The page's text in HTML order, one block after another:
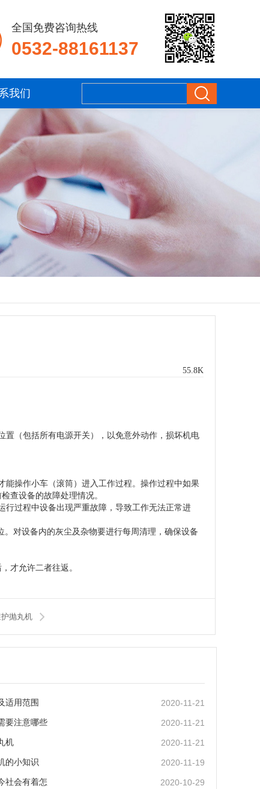
全国免费咨询热线
0532-88161137
我们
55.8K
置（包括所有电源开关），以免意外动作，损坏机电
能操作小车（滚筒）进入工作过程。操作过程中如果
查设备的故障处理情况。
行过程中设备出现严重故障，导致工作无法正常进
对设备内的灰尘及杂物要进行每周清理，确保设备
才允许二者往返。
抛丸机
适用范围 2020-11-21
要注意哪些 2020-11-21
机 2020-11-21
的小知识 2020-11-19
社会有着怎 2020-10-29